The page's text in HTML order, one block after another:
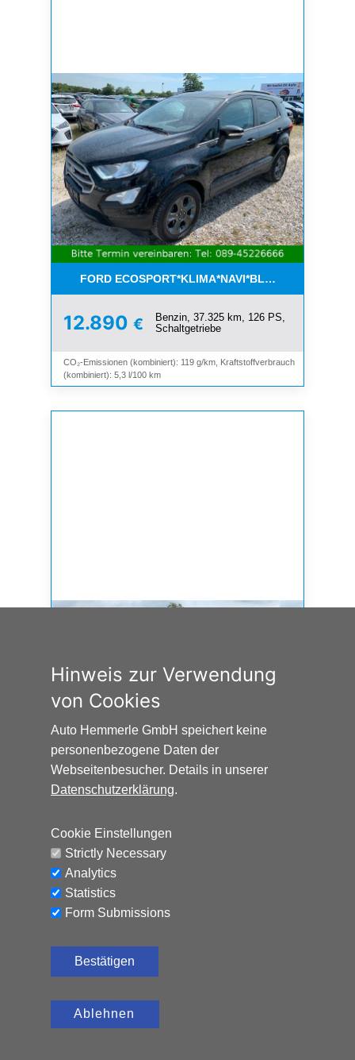
FORD
12.890 €
Benzin, 37.325 km, 126 PS,
Schaltgetriebe
CO₂-Emissionen (kombiniert): 119 g/km, Kraftstoffverbrauch
(kombiniert): 5,3 l/100 km
12.990€
Automatik
CO₂-Emissionen (kombiniert): 120 g/km, Kraftstoffverbrauch
Hinweis zur Verwendung
von Cookies
Auto Hemmerle GmbH speichert keine
personenbezogene Daten der
Webseitenbesucher. Details in unserer
Datenschutzerklärung.
Cookie Einstellungen
Strictly Necessary
Analytics
Statistics
Form Submissions
Bestätigen
Ablehnen